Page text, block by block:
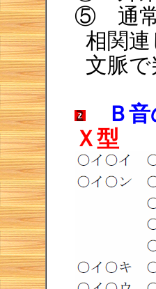
⑤ 通常
相関
文脈
Ｂ
Ｘ型